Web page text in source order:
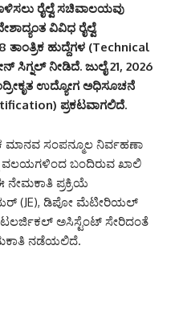
ರೈಲ್ವೆ ಸಚಿವಾಲಯವು
ವಿವಿಧ ರೈಲ್ವೆ
ಹುದ್ದೆಗಳ (Technical
ನೀಡಿದೆ. ಜುಲೈ 21, 2026
ಉದ್ಯೋಗ ಅಧಿಸೂಚನೆ
ಪ್ರಕಟವಾಗಲಿದೆ.
ಮಾನವ ಸಂಪನ್ಮೂಲ ನಿರ್ವಹಣಾ
ವಲಯಗಳಿಂದ ಬಂದಿರುವ ಖಾಲಿ
ಪ್ರಕ್ರಿಯೆ
(JE), ಡಿಪೋ ಮೆಟೀರಿಯಲ್
ಅಸಿಸ್ಟೆಂಟ್ ಸೇರಿದಂತೆ
ನಡೆಯಲಿದೆ.